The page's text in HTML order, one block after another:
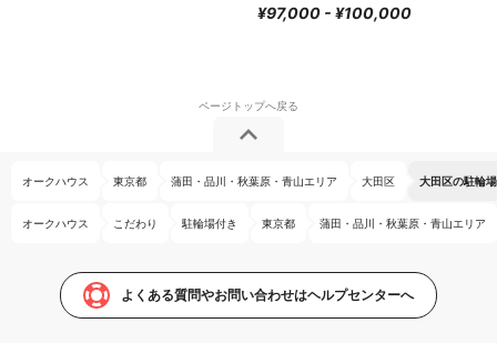
¥97,000 - ¥100,000
オークハウス 東京都 蒲田・品川・秋葉原・青山エリア 大田区 大田区の駐輪
オークハウス こだわり 駐輪場付き 東京都 蒲田・品川・秋葉原・青山エリア
よくある質問やお問い合わせはヘルプセンターへ